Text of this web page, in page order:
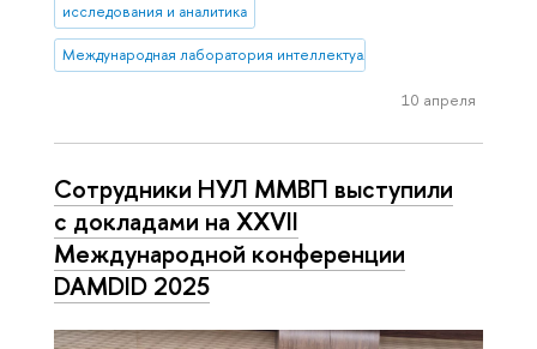
исследования и аналитика
Международная лаборатория интеллектуальных систем и
10 апреля
Сотрудники НУЛ ММВП выступили
с докладами на XXVII
Международной конференции
DAMDID 2025